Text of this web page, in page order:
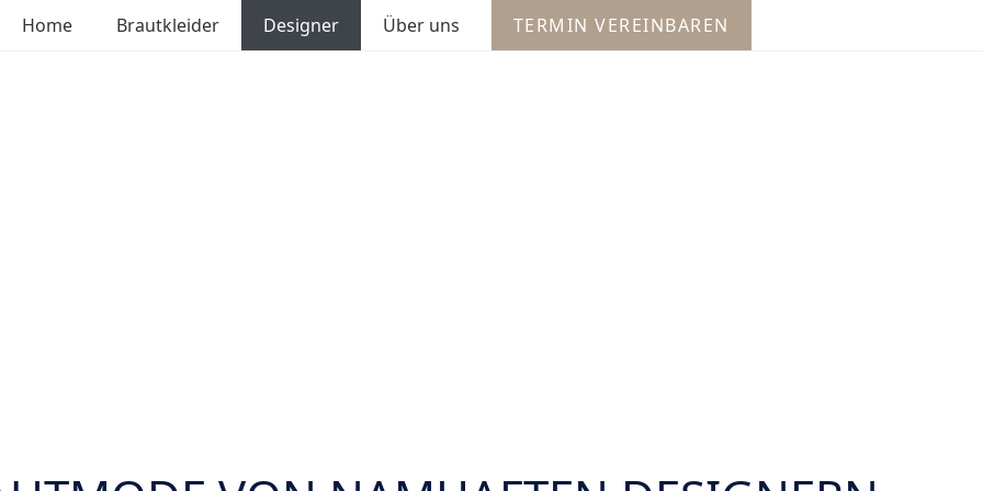
Home Brautkleider Designer Über uns TERMIN VEREINBAREN